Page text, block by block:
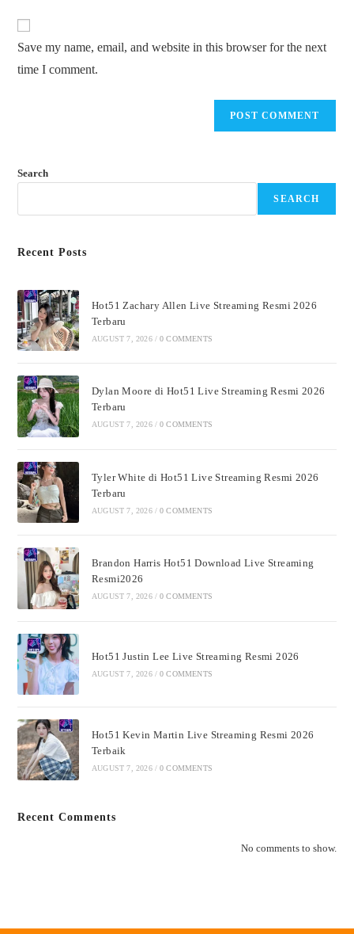
Save my name, email, and website in this browser for the next
time I comment.
Search
SEARCH
Recent Posts
Hot51 Zachary Allen Live Streaming Resmi 2026
Terbaru
AUGUST 7, 2026 / 0 COMMENTS
Dylan Moore di Hot51 Live Streaming Resmi 2026
Terbaru
AUGUST 7, 2026 / 0 COMMENTS
Tyler White di Hot51 Live Streaming Resmi 2026
Terbaru
AUGUST 7, 2026 / 0 COMMENTS
Brandon Harris Hot51 Download Live Streaming
Resmi2026
AUGUST 7, 2026 / 0 COMMENTS
Hot51 Justin Lee Live Streaming Resmi 2026
AUGUST 7, 2026 / 0 COMMENTS
Hot51 Kevin Martin Live Streaming Resmi 2026
Terbaik
AUGUST 7, 2026 / 0 COMMENTS
Recent Comments
No comments to show.